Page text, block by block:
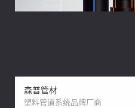
森普管材
塑料管道系统品牌厂商